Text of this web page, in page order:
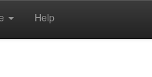
Help